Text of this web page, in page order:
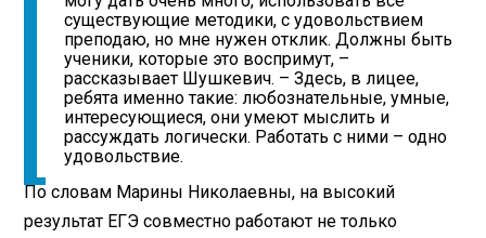
существующие методики, с удовольствием
преподаю, но мне нужен отклик. Должны быть
ученики, которые это воспримут, –
рассказывает Шушкевич. – Здесь, в лицее,
ребята именно такие: любознательные, умные,
интересующиеся, они умеют мыслить и
рассуждать логически. Работать с ними – одно
удовольствие.
По словам Марины Николаевны, на высокий
результат ЕГЭ совместно работают не только